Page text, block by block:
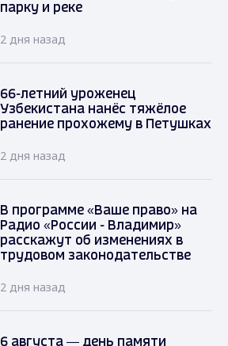
парку и реке
2 дня назад
66-летний уроженец
Узбекистана нанёс тяжёлое
ранение прохожему в Петушках
2 дня назад
В программе «Ваше право» на
Радио «России - Владимир»
расскажут об изменениях в
трудовом законодательстве
2 дня назад
6 августа — день памяти